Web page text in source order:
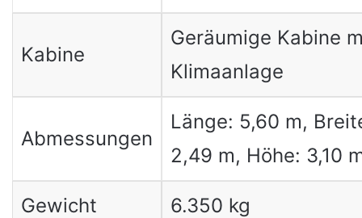
Kabine
Geräumige Kabine
Klimaanlage
Abmessungen
Länge: 5,60 m,
2,49 m, Höhe: 3,10
Gewicht 6.350 kg